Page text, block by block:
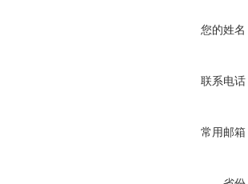
您的姓名
联系电话
常用邮箱